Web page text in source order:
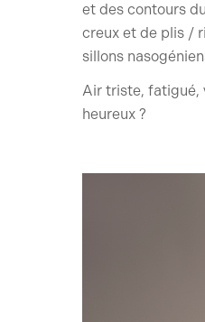
et des contours
creux et de plis /
sillons
Air triste, fatigué,
heureux ?